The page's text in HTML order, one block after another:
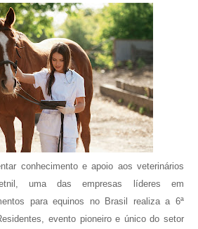
conhecimento e apoio aos veterinários
uma das empresas líderes em
para equinos no Brasil realiza a 6ª
evento pioneiro e único do setor